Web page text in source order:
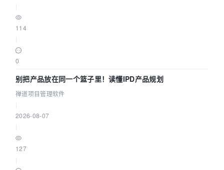
114
0
别把产品放在同一个篮子里！读懂IPD产品规划
禅道项目管理软件
2026-08-07
127